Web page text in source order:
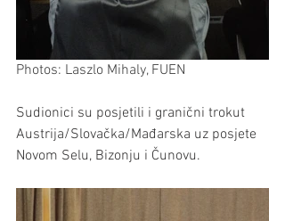
Photos: Laszlo Mihaly, FUEN
Sudionici su posjetili i granični trokut
Austrija/Slovačka/Mađarska uz posjete
Novom Selu, Bizonju i Čunovu.